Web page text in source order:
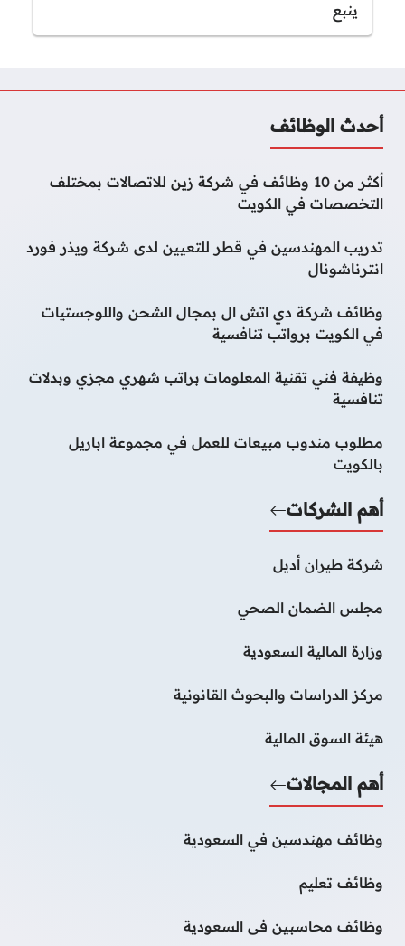
ينبع
أحدث الوظائف
أكثر من 10 وظائف في شركة زين للاتصالات بمختلف
التخصصات في الكويت
تدريب المهندسين في قطر للتعيين لدى شركة ويذر فورد
انترناشونال
وظائف شركة دي اتش ال بمجال الشحن واللوجستيات
في الكويت برواتب تنافسية
وظيفة فني تقنية المعلومات براتب شهري مجزي وبدلات
تنافسية
مطلوب مندوب مبيعات للعمل في مجموعة اباريل
بالكويت
أهم الشركات
شركة طيران أديل
مجلس الضمان الصحي
وزارة المالية السعودية
مركز الدراسات والبحوث القانونية
هيئة السوق المالية
أهم المجالات
وظائف مهندسين في السعودية
وظائف تعليم
وظائف محاسبين فى السعودية